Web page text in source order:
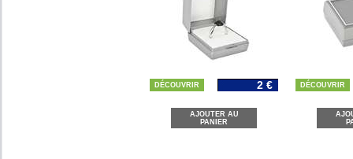
DÉCOUVRIR 2 €
AJOUTER AU
PANIER
DÉCOUVRIR